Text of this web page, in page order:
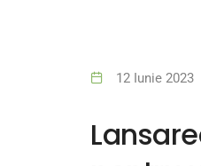
12 Iunie 2023